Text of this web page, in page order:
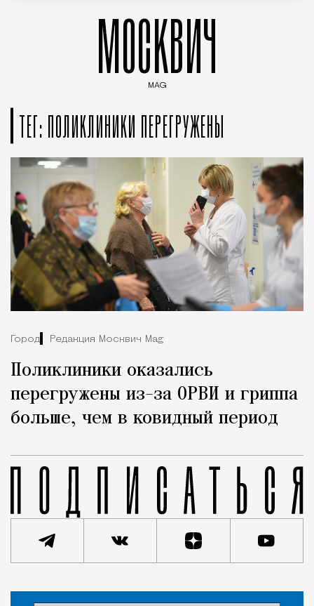
МОСКВИЧ
MAG
ТЕГ: ПОЛИКЛИНИКИ ПЕРЕГРУЖЕНЫ
Город Редакция Москвич Mag
Поликлиники оказались
перегружены из-за ОРВИ и гриппа
больше, чем в ковидный период